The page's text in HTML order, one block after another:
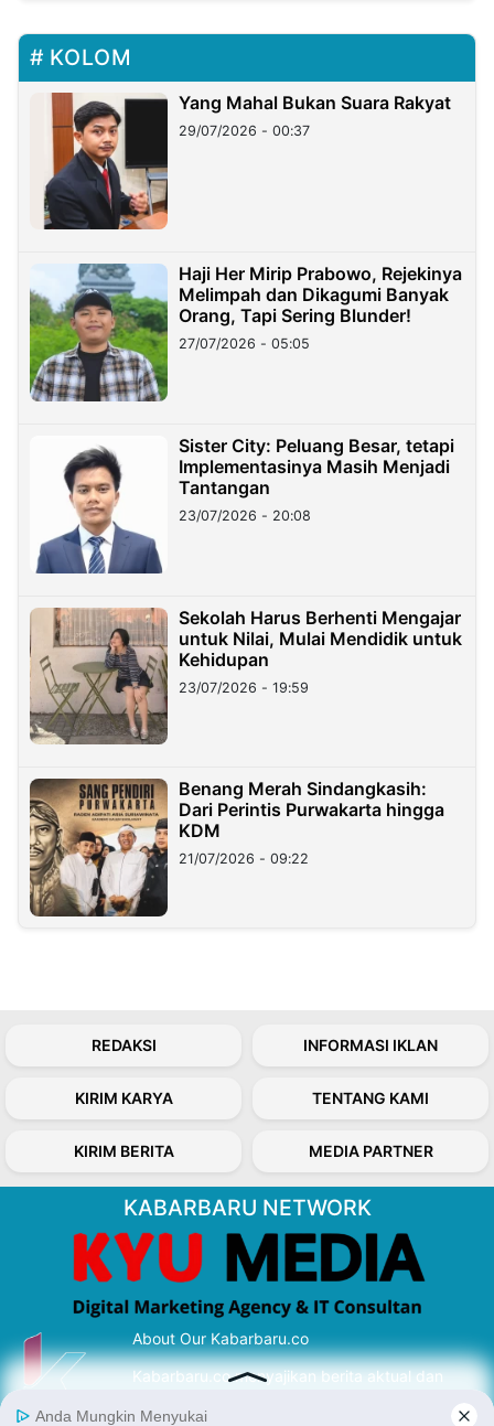
KOLOM
Yang Mahal Bukan Suara Rakyat
29/07/2026 - 00:37
Haji Her Mirip Prabowo, Rejekinya
Melimpah dan Dikagumi Banyak
Orang, Tapi Sering Blunder!
27/07/2026 - 05:05
Sister City: Peluang Besar, tetapi
Implementasinya Masih Menjadi
Tantangan
23/07/2026 - 20:08
Sekolah Harus Berhenti Mengajar
untuk Nilai, Mulai Mendidik untuk
Kehidupan
23/07/2026 - 19:59
Benang Merah Sindangkasih:
Dari Perintis Purwakarta hingga
KDM
21/07/2026 - 09:22
REDAKSI INFORMASI IKLAN
KIRIM KARYA TENTANG KAMI
KIRIM BERITA MEDIA PARTNER
KABARBARU NETWORK
About Our Kabarbaru.co
Kabarbaru.co menyajikan berita aktual dan
serta terverifikasi dari sumber yang tepat.